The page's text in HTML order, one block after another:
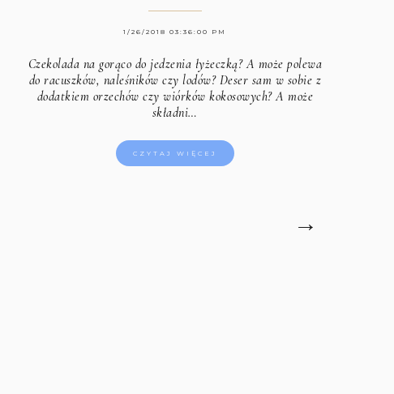
1/26/2018 03:36:00 PM
Czekolada na gorąco do jedzenia łyżeczką? A może polewa
do racuszków, naleśników czy lodów? Deser sam w sobie z
dodatkiem orzechów czy wiórków kokosowych? A może
składni…
CZYTAJ WIĘCEJ
→